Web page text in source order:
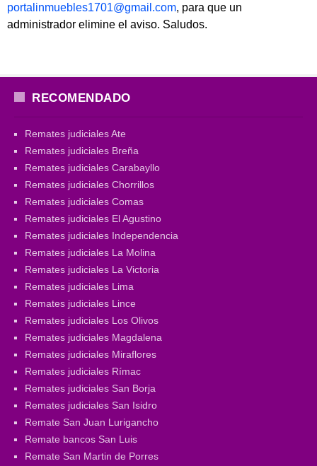
portalinmuebles1701@gmail.com, para que un
administrador elimine el aviso. Saludos.
RECOMENDADO
Remates judiciales Ate
Remates judiciales Breña
Remates judiciales Carabayllo
Remates judiciales Chorrillos
Remates judiciales Comas
Remates judiciales El Agustino
Remates judiciales Independencia
Remates judiciales La Molina
Remates judiciales La Victoria
Remates judiciales Lima
Remates judiciales Lince
Remates judiciales Los Olivos
Remates judiciales Magdalena
Remates judiciales Miraflores
Remates judiciales Rímac
Remates judiciales San Borja
Remates judiciales San Isidro
Remate San Juan Lurigancho
Remate bancos San Luis
Remate San Martin de Porres